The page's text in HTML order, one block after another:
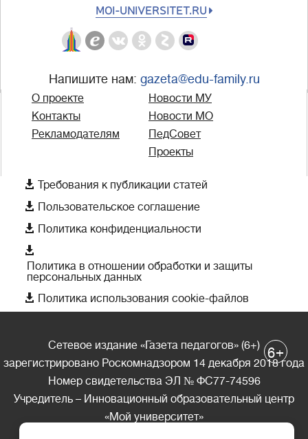
MOI-UNIVERSITET.RU
Напишите нам: gazeta@edu-family.ru
О проекте
Контакты
Рекламодателям
Новости МУ
Новости МО
ПедСовет
Проекты
 Требования к публикации статей
 Пользовательское соглашение
 Политика конфиденциальности

Политика в отношении обработки и защиты
персональных данных
 Политика использования cookie-файлов
Сетевое издание «Газета педагогов» (6+)
зарегистрировано Роскомнадзором 14 декабря 2018 года
Номер свидетельства ЭЛ № ФС77-74596
Учредитель – Инновационный образовательный центр
«Мой университет»
6+